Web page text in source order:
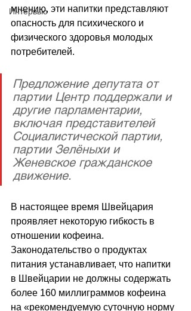
Интервью
мнению, эти напитки представляют
опасность для психического и
физического здоровья молодых
потребителей.
Предложение депутата от
партии Центр поддержали и
другие парламентарии,
включая представителей
Социалистической партии,
партии Зелёныхи и
Женевское гражданское
движение.
В настоящее время Швейцария
проявляет некоторую гибкость в
отношении кофеина.
Законодательство о продуктах
питания устанавливает, что напитки
в Швейцарии не должны содержать
более 160 миллиграммов кофеина
на «рекомендуемую суточную норму